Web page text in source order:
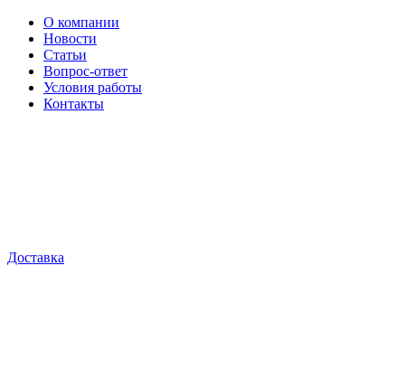
О компании
Новости
Статьи
Вопрос-ответ
Условия работы
Контакты
Доставка